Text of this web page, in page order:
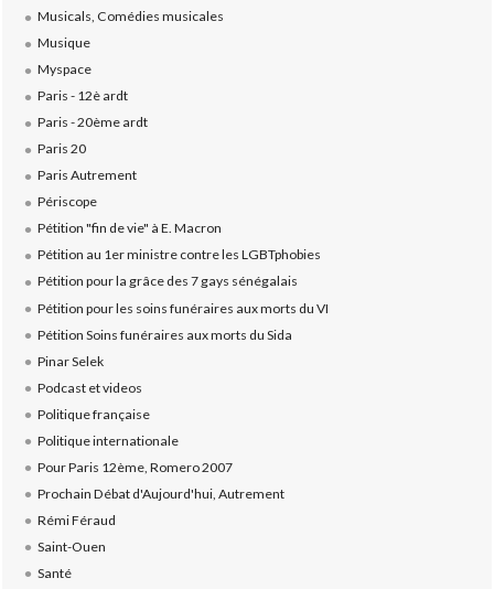
Musicals, Comédies musicales
Musique
Myspace
Paris - 12è ardt
Paris - 20ème ardt
Paris 20
Paris Autrement
Périscope
Pétition "fin de vie" à E. Macron
Pétition au 1er ministre contre les LGBTphobies
Pétition pour la grâce des 7 gays sénégalais
Pétition pour les soins funéraires aux morts du VI
Pétition Soins funéraires aux morts du Sida
Pinar Selek
Podcast et videos
Politique française
Politique internationale
Pour Paris 12ème, Romero 2007
Prochain Débat d'Aujourd'hui, Autrement
Rémi Féraud
Saint-Ouen
Santé